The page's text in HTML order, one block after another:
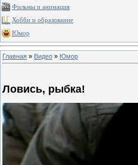
Фильмы и анимация
Хобби и образование
Юмор
Главная » Видео » Юмор
Ловись, рыбка!